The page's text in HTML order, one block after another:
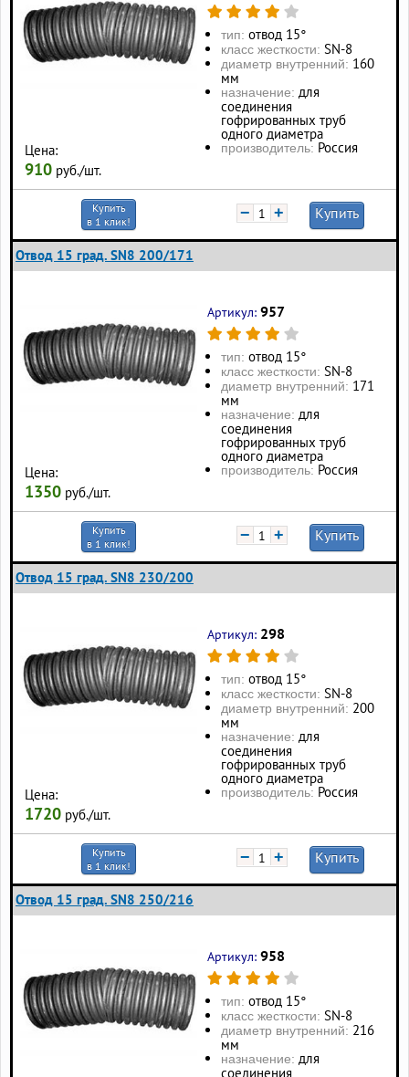
Цена:
910 руб./шт.
тип: отвод 15°
класс жесткости: SN-8
диаметр внутренний: 160
мм
назначение: для
соединения
гофрированных труб
одного диаметра
производитель: Россия
Купить
в 1 клик!
− + Купить
Отвод 15 град. SN8 200/171
Цена:
1350 руб./шт.
Артикул: 957
тип: отвод 15°
класс жесткости: SN-8
диаметр внутренний: 171
мм
назначение: для
соединения
гофрированных труб
одного диаметра
производитель: Россия
Купить
в 1 клик!
− + Купить
Отвод 15 град. SN8 230/200
Цена:
1720 руб./шт.
Артикул: 298
тип: отвод 15°
класс жесткости: SN-8
диаметр внутренний: 200
мм
назначение: для
соединения
гофрированных труб
одного диаметра
производитель: Россия
Купить
в 1 клик!
− + Купить
Отвод 15 град. SN8 250/216
Артикул: 958
тип: отвод 15°
класс жесткости: SN-8
диаметр внутренний: 216
мм
назначение: для
соединения